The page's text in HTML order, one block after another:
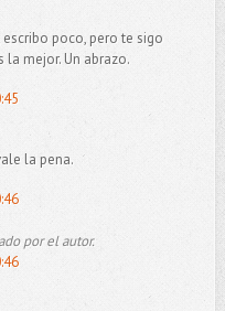
poco, pero te sigo
la mejor. Un abrazo.
la pena.
por el autor.